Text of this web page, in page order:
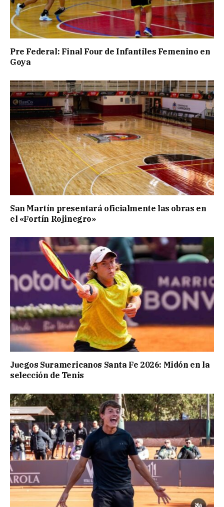
Pre Federal: Final Four de Infantiles Femenino en
Goya
San Martín presentará oficialmente las obras en
el «Fortín Rojinegro»
Juegos Suramericanos Santa Fe 2026: Midón en la
selección de Tenis